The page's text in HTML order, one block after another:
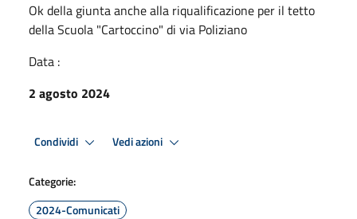
Ok della giunta anche alla riqualificazione per il tetto
della Scuola "Cartoccino" di via Poliziano
Data :
2 agosto 2024
Condividi Vedi azioni
Categorie:
2024-Comunicati